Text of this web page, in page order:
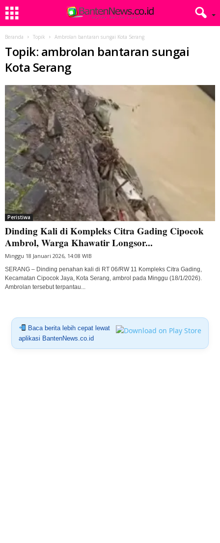
Beranda Topik Ambrolan bantaran sungai Kota Serang
Topik: ambrolan bantaran sungai
Kota Serang
Peristiwa
Dinding Kali di Kompleks Citra Gading Cipocok
Ambrol, Warga Khawatir Longsor...
Minggu 18 Januari 2026, 14:08 WIB
SERANG – Dinding penahan kali di RT 06/RW 11 Kompleks Citra Gading,
Kecamatan Cipocok Jaya, Kota Serang, ambrol pada Minggu (18/1/2026).
Ambrolan tersebut terpantau...
Baca berita lebih cepat lewat
aplikasi BantenNews.co.id